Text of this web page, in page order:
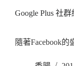
Google Plus 社
隨著Facebook